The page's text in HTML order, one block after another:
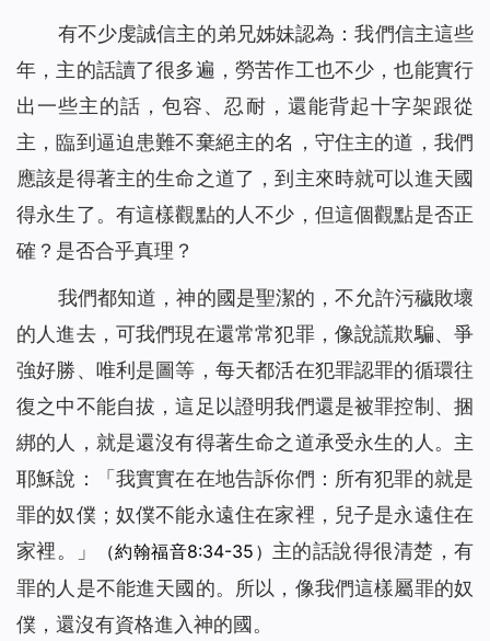
有不少虔誠信主的弟兄姊妹認為：我們信主這些
年，主的話讀了很多遍，勞苦作工也不少，也能實行
出一些主的話，包容、忍耐，還能背起十字架跟從
主，臨到逼迫患難不棄絕主的名，守住主的道，我們
應該是得著主的生命之道了，到主來時就可以進天國
得永生了。有這樣觀點的人不少，但這個觀點是否正
確？是否合乎真理？
我們都知道，神的國是聖潔的，不允許污穢敗壞
的人進去，可我們現在還常常犯罪，像說謊欺騙、爭
強好勝、唯利是圖等，每天都活在犯罪認罪的循環往
復之中不能自拔，這足以證明我們還是被罪控制、捆
綁的人，就是還沒有得著生命之道承受永生的人。主
耶穌說：「 我實實在在地告訴你們：所有犯罪的就是
罪的奴僕；奴僕不能永遠住在家裡，兒子是永遠住在
家裡。
」 （約翰福音8:34-35） 主的話說得很清楚，有
罪的人是不能進天國的。所以，像我們這樣屬罪的奴
僕，還沒有資格進入神的國。